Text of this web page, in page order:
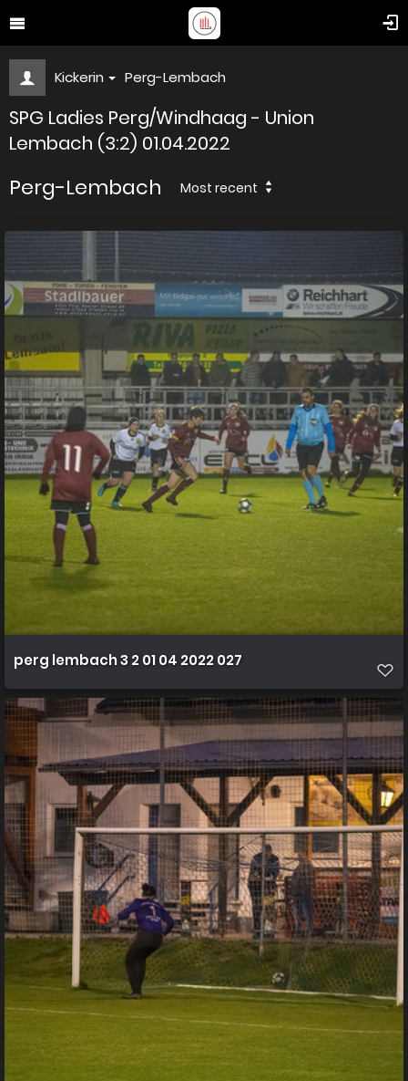
Kickerin Perg-Lembach
SPG Ladies Perg/Windhaag - Union
Lembach (3:2) 01.04.2022
Perg-Lembach Most recent
perg lembach 3 2 01 04 2022 027